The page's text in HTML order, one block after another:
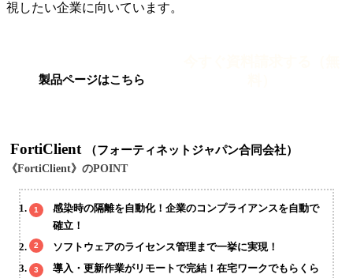
視したい企業に向いています。
製品ページはこちら
FortiClient （フォーティネットジャパン合同会社）
《FortiClient》のPOINT
感染時の隔離を自動化！企業のコンプライアンスを自動で
確立！
ソフトウェアのライセンス管理まで一挙に実現！
導入・更新作業がリモートで完結！在宅ワークでもらくら